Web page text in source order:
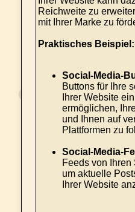
Reichweite zu
mit Ihrer Marke zu
Praktisches Beispiel:
Social-Media-
Buttons für Ihre
Ihrer Website
ermöglichen,
und Ihnen auf
Plattformen zu
Social-Media-
Feeds von
um aktuelle
Ihrer Website